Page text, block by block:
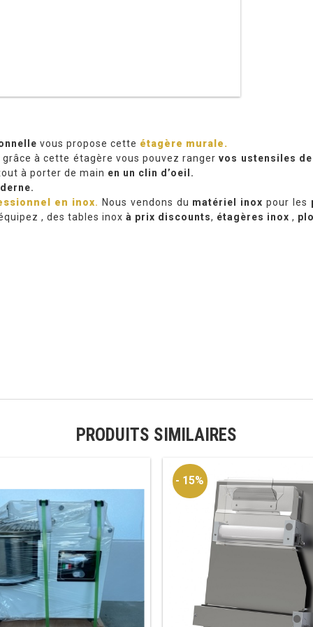
vous propose cette étagère murale.
grâce à cette étagère vous pouvez rangervos ustensiles
à porter de main en un clin d’oeil.
en inox. Nous vendons du matériel inox pour les
, des tables inox à prix discounts, étagères inox ,
PRODUITS SIMILAIRES
- 15%